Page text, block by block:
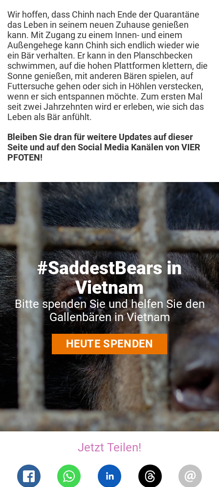
Wir hoffen, dass Chinh nach Ende der Quarantäne
das Leben in seinem neuen Zuhause genießen
kann. Mit Zugang zu einem Innen- und einem
Außengehege kann Chinh sich endlich wieder wie
ein Bär verhalten. Er kann in den Planschbecken
schwimmen, auf die hohen Plattformen klettern, die
Sonne genießen, mit anderen Bären spielen, auf
Futtersuche gehen oder sich in Höhlen verstecken,
wenn er sich entspannen möchte. Zum ersten Mal
seit zwei Jahrzehnten wird er erleben, wie sich das
Leben als Bär anfühlt.
Bleiben Sie dran für weitere Updates auf dieser
Seite und auf den Social Media Kanälen von VIER
PFOTEN!
#SaddestBears in
Vietnam
Bitte spenden Sie und helfen Sie den
Gallenbären in Vietnam
HEUTE SPENDEN
Jetzt Teilen!